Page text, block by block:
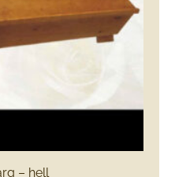
– hell